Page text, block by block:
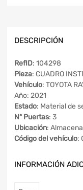
DESCRIPCIÓN
RefID: 104298
Pieza: CUADRO
Vehículo: TOYOTA
Año: 2021
Estado: Material de
Nº Puertas: 3
Ubicación:
Código del vehículo:
INFORMACIÓN